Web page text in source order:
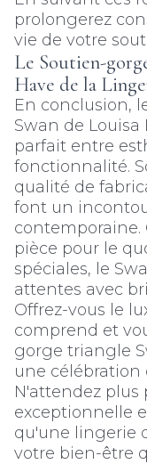
prolongerez
vie de votre
Le Soutien-
Have de la
En conclusion,
Swan de
parfait entre
fonctionnalité.
qualité de
font un
contemporaine.
pièce pour le
spéciales, le
attentes avec
Offrez-vous le
comprend et
gorge triangle
une
N'attendez plus
exceptionnelle
qu'une lingerie
votre bien-être